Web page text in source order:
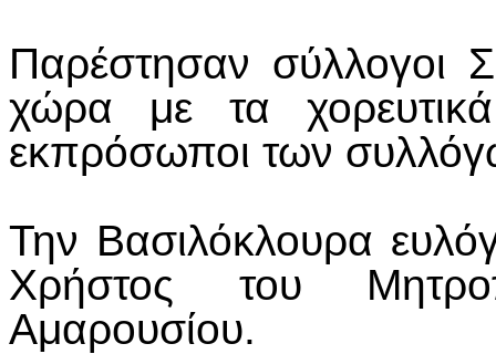
Παρέστησαν σύλλογοι
χώρα με τα
εκπρόσωποι των
Την Βασιλόκλουρα
Χρήστος του
Αμαρουσίου.